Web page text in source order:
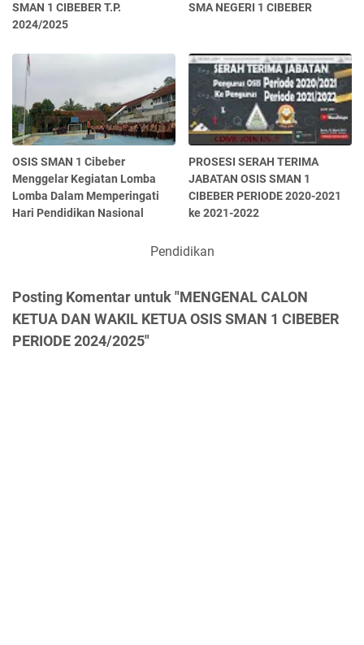
SMAN 1 CIBEBER T.P.
2024/2025
SMA NEGERI 1 CIBEBER
OSIS SMAN 1 Cibeber
Menggelar Kegiatan Lomba
Lomba Dalam Memperingati
Hari Pendidikan Nasional
PROSESI SERAH TERIMA
JABATAN OSIS SMAN 1
CIBEBER PERIODE 2020-2021
ke 2021-2022
Pendidikan
Posting Komentar untuk "MENGENAL CALON
KETUA DAN WAKIL KETUA OSIS SMAN 1 CIBEBER
PERIODE 2024/2025"